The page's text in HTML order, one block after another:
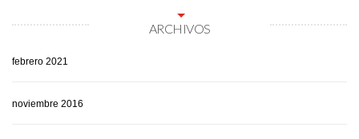
ARCHIVOS
febrero 2021
noviembre 2016